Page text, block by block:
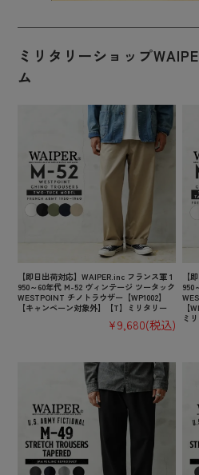
ミリタリーショップ
ム
【即日出荷対応】WAIPER.inc フランス軍 1
950～60年代 M-52 ヴィンテージ ツータック
WESTPOINT チノトラウザー【WP1002】
【キャンペーン対象外】【T】ミリタリー
¥9,680(税込)
【
950
【
ミ